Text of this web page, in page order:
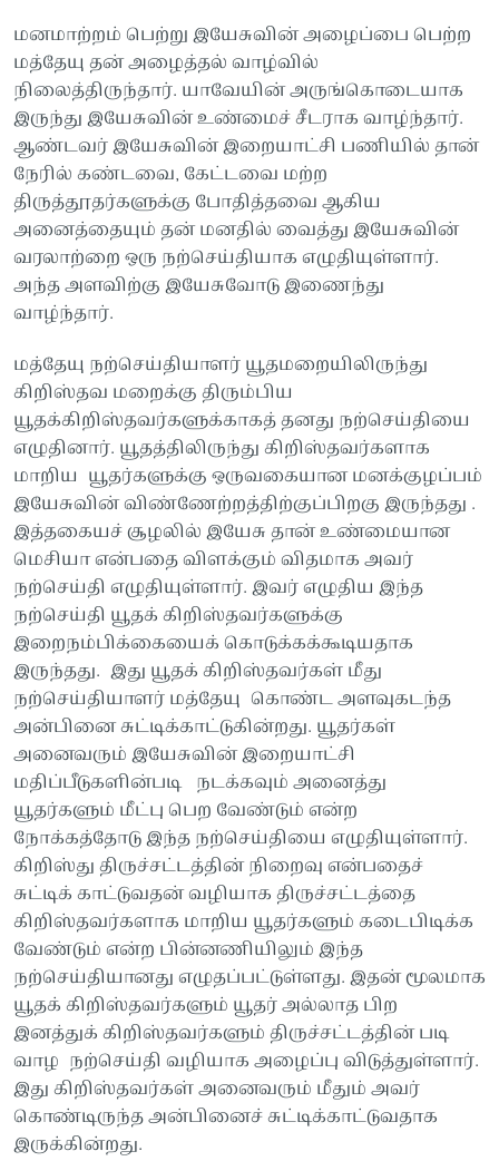
மனமாற்றம் பெற்று இயேசுவின் அழைப்பை பெற்ற
மத்தேயு தன் அழைத்தல் வாழ்வில்
நிலைத்திருந்தார். யாவேயின் அருங்கொடையாக
இருந்து இயேசுவின் உண்மைச் சீடராக வாழ்ந்தார்.
ஆண்டவர் இயேசுவின் இறையாட்சி பணியில் தான்
நேரில் கண்டவை, கேட்டவை மற்ற
திருத்தூதர்களுக்கு போதித்தவை ஆகிய
அனைத்தையும் தன் மனதில் வைத்து இயேசுவின்
வரலாற்றை ஒரு நற்செய்தியாக எழுதியுள்ளார்.
அந்த அளவிற்கு இயேசுவோடு இணைந்து
வாழ்ந்தார்.
மத்தேயு நற்செய்தியாளர் யூதமறையிலிருந்து
கிறிஸ்தவ மறைக்கு திரும்பிய
யூதக்கிறிஸ்தவர்களுக்காகத் தனது நற்செய்தியை
எழுதினார். யூதத்திலிருந்து கிறிஸ்தவர்களாக
மாறிய யூதர்களுக்கு ஒருவகையான மனக்குழப்பம்
இயேசுவின் விண்ணேற்றத்திற்குப்பிறகு இருந்தது .
இத்தகையச் சூழலில் இயேசு தான் உண்மையான
மெசியா என்பதை விளக்கும் விதமாக அவர்
நற்செய்தி எழுதியுள்ளார். இவர் எழுதிய இந்த
நற்செய்தி யூதக் கிறிஸ்தவர்களுக்கு
இறைநம்பிக்கையைக் கொடுக்கக்கூடியதாக
இருந்தது. இது யூதக் கிறிஸ்தவர்கள் மீது
நற்செய்தியாளர் மத்தேயு கொண்ட அளவுகடந்த
அன்பினை சுட்டிக்காட்டுகின்றது. யூதர்கள்
அனைவரும் இயேசுவின் இறையாட்சி
மதிப்பீடுகளின்படி நடக்கவும் அனைத்து
யூதர்களும் மீட்பு பெற வேண்டும் என்ற
நோக்கத்தோடு இந்த நற்செய்தியை எழுதியுள்ளார்.
கிறிஸ்து திருச்சட்டத்தின் நிறைவு என்பதைச்
சுட்டிக் காட்டுவதன் வழியாக திருச்சட்டத்தை
கிறிஸ்தவர்களாக மாறிய யூதர்களும் கடைபிடிக்க
வேண்டும் என்ற பின்னணியிலும் இந்த
நற்செய்தியானது எழுதப்பட்டுள்ளது. இதன் மூலமாக
யூதக் கிறிஸ்தவர்களும் யூதர் அல்லாத பிற
இனத்துக் கிறிஸ்தவர்களும் திருச்சட்டத்தின் படி
வாழ நற்செய்தி வழியாக அழைப்பு விடுத்துள்ளார்.
இது கிறிஸ்தவர்கள் அனைவரும் மீதும் அவர்
கொண்டிருந்த அன்பினைச் சுட்டிக்காட்டுவதாக
இருக்கின்றது.